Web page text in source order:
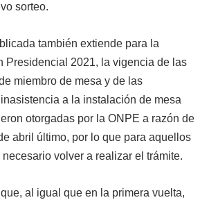
sorteo.
también extiende para la
Presidencial 2021, la vigencia de las
miembro de mesa y de las
a la instalación de mesa
otorgadas por la ONPE a razón de
abril último, por lo que para aquellos
volver a realizar el trámite.
al igual que en la primera vuelta,